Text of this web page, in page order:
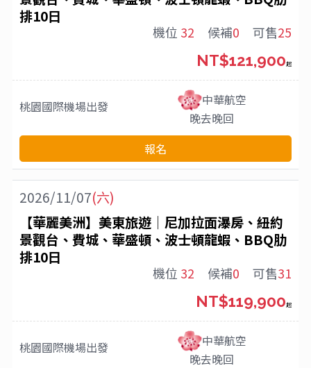
排10日
機位 32 候補0 可售25
桃園國際機場出發
中華航空
晚去晚回
NT$121,900起
報名
2026/11/07(六)
【華麗美洲】美東旅遊│尼加拉面瀑房、紐約
景觀台、費城、華盛頓、波士頓龍蝦、BBQ肋
排10日
機位 32 候補0 可售31
桃園國際機場出發
中華航空
晚去晚回
NT$119,900起